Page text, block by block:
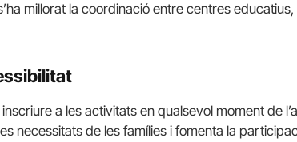
millorat la coordinació entre centres
a les activitats en qualsevol moment de
necessitats de les famílies i fomenta la